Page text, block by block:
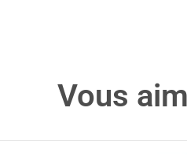
Vous